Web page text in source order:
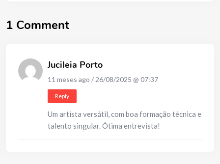
1 Comment
Jucileia Porto
11 meses ago / 26/08/2025 @ 07:37
Reply
Um artista versátil, com boa formação técnica e
talento singular. Ótima entrevista!